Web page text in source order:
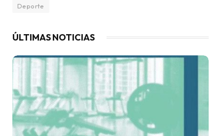
Deporte
ÚLTIMAS NOTICIAS